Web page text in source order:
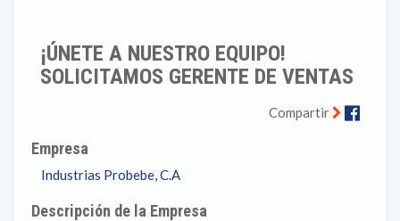
¡ÚNETE A NUESTRO EQUIPO!
SOLICITAMOS GERENTE DE VENTAS
Compartir
Empresa
Industrias Probebe, C.A
Descripción de la Empresa